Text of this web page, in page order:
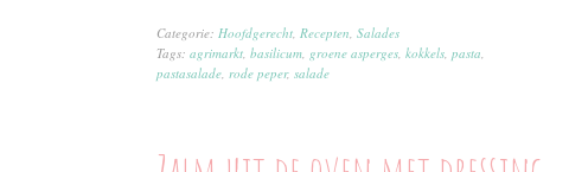
Categorie: Hoofdgerecht Recepten Salades
Tags: agrimarkt basilicum groene asperges kokkels pasta
pastasalade rode peper, salade